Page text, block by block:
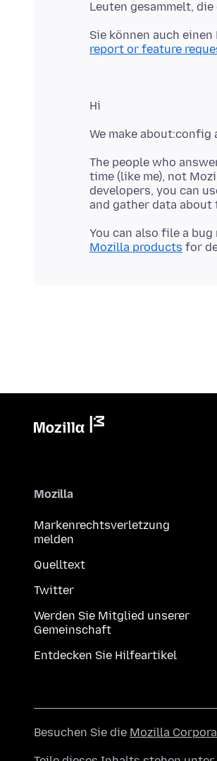
Sie können auch
report or feature
The people who
time (like me), not
developers, you can
You can also file a
Mozilla products
Mozilla
Markenrechtsverletzung
melden
Quelltext
Twitter
Werden Sie Mitglied unserer
Gemeinschaft
Entdecken Sie Hilfeartikel
Besuchen Sie die Mozilla